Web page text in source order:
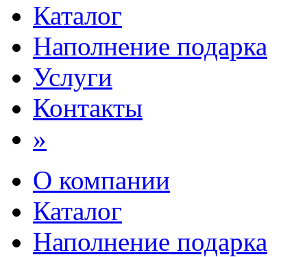
Каталог
Наполнение подарка
Услуги
Контакты
»
О компании
Каталог
Наполнение подарка